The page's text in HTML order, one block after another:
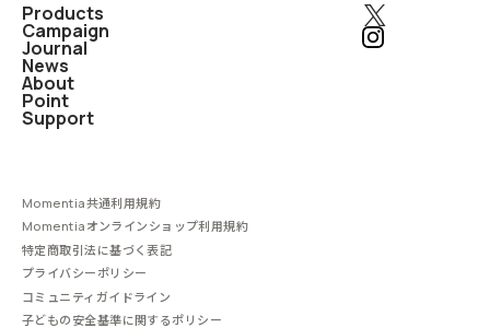
Products
Campaign
Journal
News
About
Point
Support
Momentia共通利用規約
Momentiaオンラインショップ利用規約
特定商取引法に基づく表記
プライバシーポリシー
コミュニティガイドライン
子どもの安全基準に関するポリシー